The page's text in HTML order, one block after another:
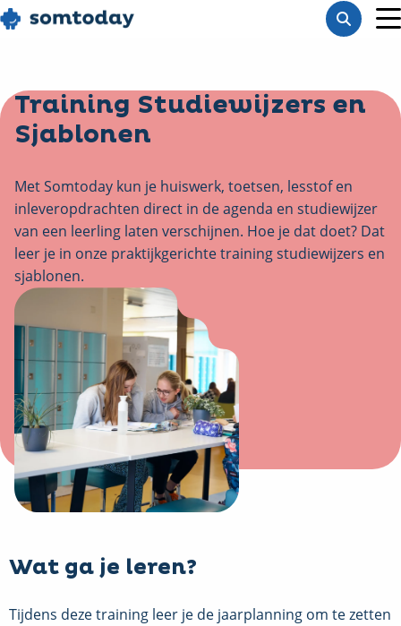
Go
to
Toon
Training Studiewijzers en
Sjablonen
Met Somtoday kun je huiswerk, toetsen, lesstof en
inleveropdrachten direct in de agenda en studiewijzer
van een leerling laten verschijnen. Hoe je dat doet? Dat
leer je in onze praktijkgerichte training studiewijzers en
sjablonen.
Wat ga je leren?
Tijdens deze training leer je de jaarplanning om te zetten